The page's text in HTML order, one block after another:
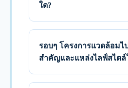
ใด?
รอบๆ โครงการแวดล้อมไ
สำคัญและแหล่งไลฟ์สไตล์